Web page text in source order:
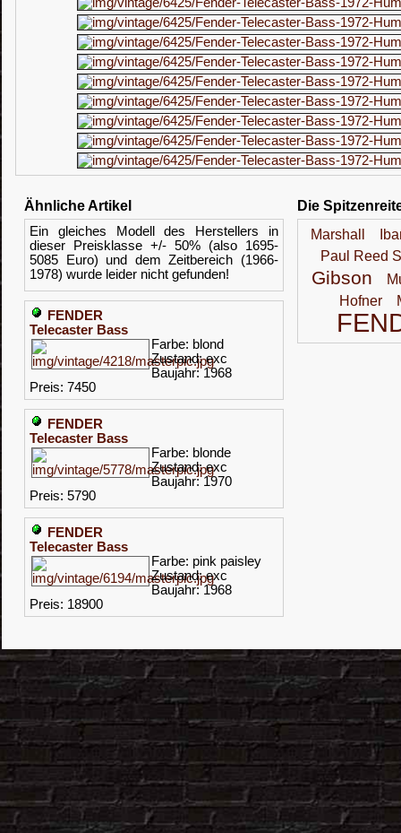
Ähnliche Artikel
Ein gleiches Modell des Herstellers in
dieser Preisklasse +/- 50% (also 1695-
5085 Euro) und dem Zeitbereich (1966-
1978) wurde leider nicht gefunden!
FENDER
Telecaster Bass
Farbe: blond
Zustand: exc
Baujahr: 1968
Preis: 7450
FENDER
Telecaster Bass
Farbe: blonde
Zustand: exc
Baujahr: 1970
Preis: 5790
FENDER
Telecaster Bass
Farbe: pink paisley
Zustand: exc
Baujahr: 1968
Preis: 18900
Die
Marshall
Paul Reed
Gibson
Hofner